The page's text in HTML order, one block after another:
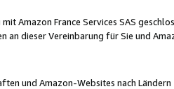
Amazon France Services SAS
an dieser Vereinbarung für Sie und
und Amazon-Websites nach Ländern